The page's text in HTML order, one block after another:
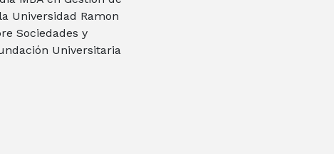
Universidad Ramon
Sociedades y
Universitaria